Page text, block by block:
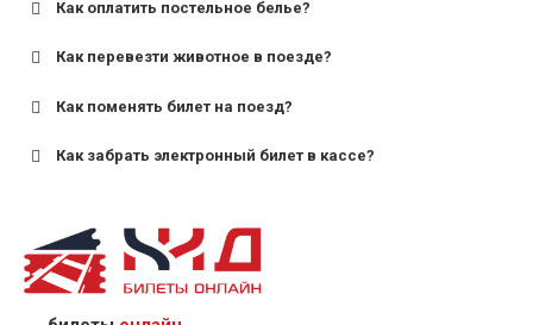
для поездов дальнего следования — от 10 лет и
для пригородных поездов — от 7 лет.
Как оплатить постельное белье?
Как перевезти животное в поезде?
Как поменять билет на поезд?
Как забрать электронный билет в кассе?
назвав кассиру 14-значный номер заказа;
предъявив удостоверение личности пассажира, на
кого оформлен билет.